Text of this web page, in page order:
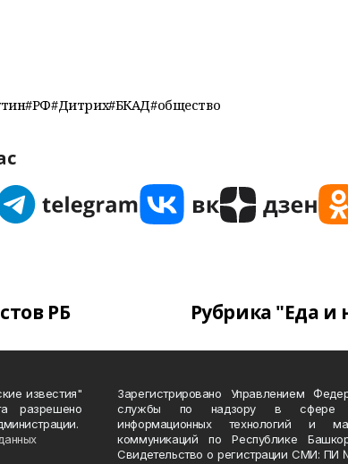
РБ Рубрика "Еда и
известия"
разрешено
Зарегистрировано Управлением
службы по надзору в сфере
информационных технологий и
коммуникаций по Республике
Свидетельство о регистрации СМИ: